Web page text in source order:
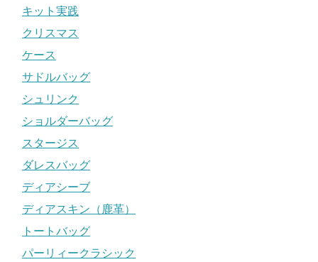
キット実践
クリスマス
ケース
サドルバッグ
シュリンク
ショルダーバッグ
スタージス
ダレスバッグ
ディアシーブ
ディアスキン（鹿革）
トートバッグ
パーリィークラシック